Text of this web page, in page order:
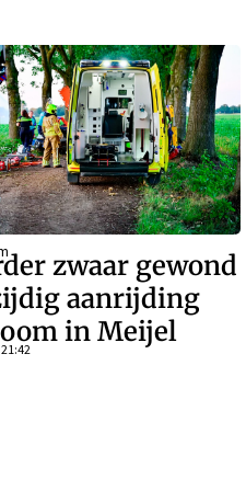
zwaar gewond
aanrijding
in Meijel